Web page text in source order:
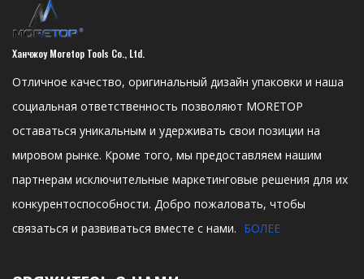
Ханчжоу Moretop Tools Co., Ltd.
Отличное качество, оригинальный дизайн упаковки и наша
социальная ответственность позволяют MORETOP
оставаться уникальным и удерживать свои позиции на
мировом рынке. Кроме того, мы предоставляем нашим
партнерам исключительные маркетинговые решения для их
конкурентоспособности. Добро пожаловать, чтобы
связаться и развиваться вместе с нами. БОЛЕЕ